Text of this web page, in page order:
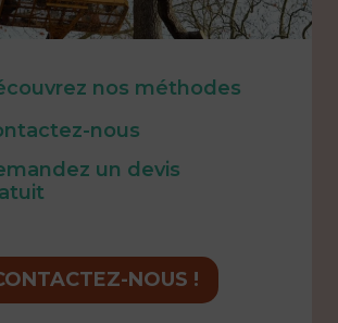
nos méthodes
nous
un devis
NOUS !